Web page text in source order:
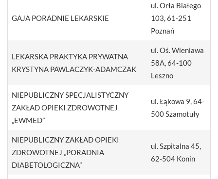
GAJA PORADNIE LEKARSKIE
ul. Orła Białego
103, 61-251
Poznań
LEKARSKA PRAKTYKA PRYWATNA
KRYSTYNA PAWLACZYK-ADAMCZAK
ul. Oś. Wieniawa
58A, 64-100
Leszno
NIEPUBLICZNY SPECJALISTYCZNY
ZAKŁAD OPIEKI ZDROWOTNEJ
„EWMED”
ul. Łąkowa 9, 64-
500 Szamotuły
NIEPUBLICZNY ZAKŁAD OPIEKI
ZDROWOTNEJ „PORADNIA
DIABETOLOGICZNA”
ul. Szpitalna 45,
62-504 Konin